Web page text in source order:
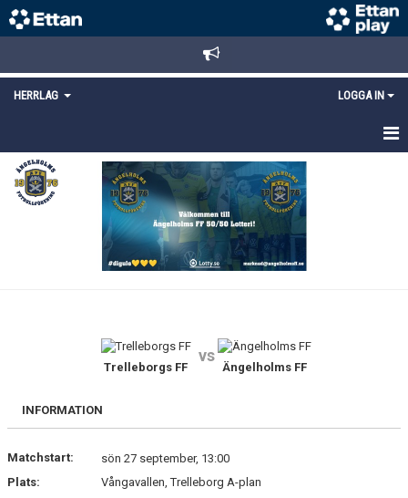
HERRLAG LOGGA IN
HEM
TRUPPEN
Trelleborgs FF
vs
Ängelholms FF
INFORMATION
Matchstart:
sön 27 september, 13:00
Plats:
Vångavallen, Trelleborg A-plan